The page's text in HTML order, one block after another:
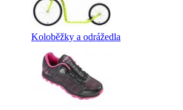
Koloběžky a odrážedla